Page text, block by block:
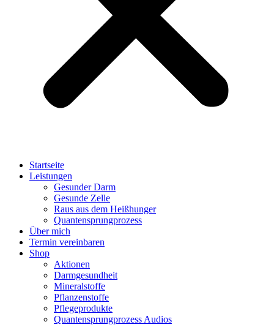
Startseite
Leistungen
Gesunder Darm
Gesunde Zelle
Raus aus dem Heißhunger
Quantensprungprozess
Über mich
Termin vereinbaren
Shop
Aktionen
Darmgesundheit
Mineralstoffe
Pflanzenstoffe
Pflegeprodukte
Quantensprungprozess Audios